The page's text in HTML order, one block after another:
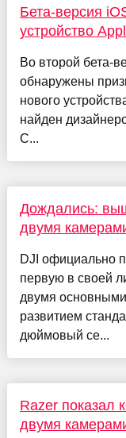
Бета-версия
устройство
Во второй бета-
обнаружены
нового
найден
С...
Дождались:
двумя
DJI официально
первую в своей
двумя
развитием
дюймовый се...
Razer показал
двумя